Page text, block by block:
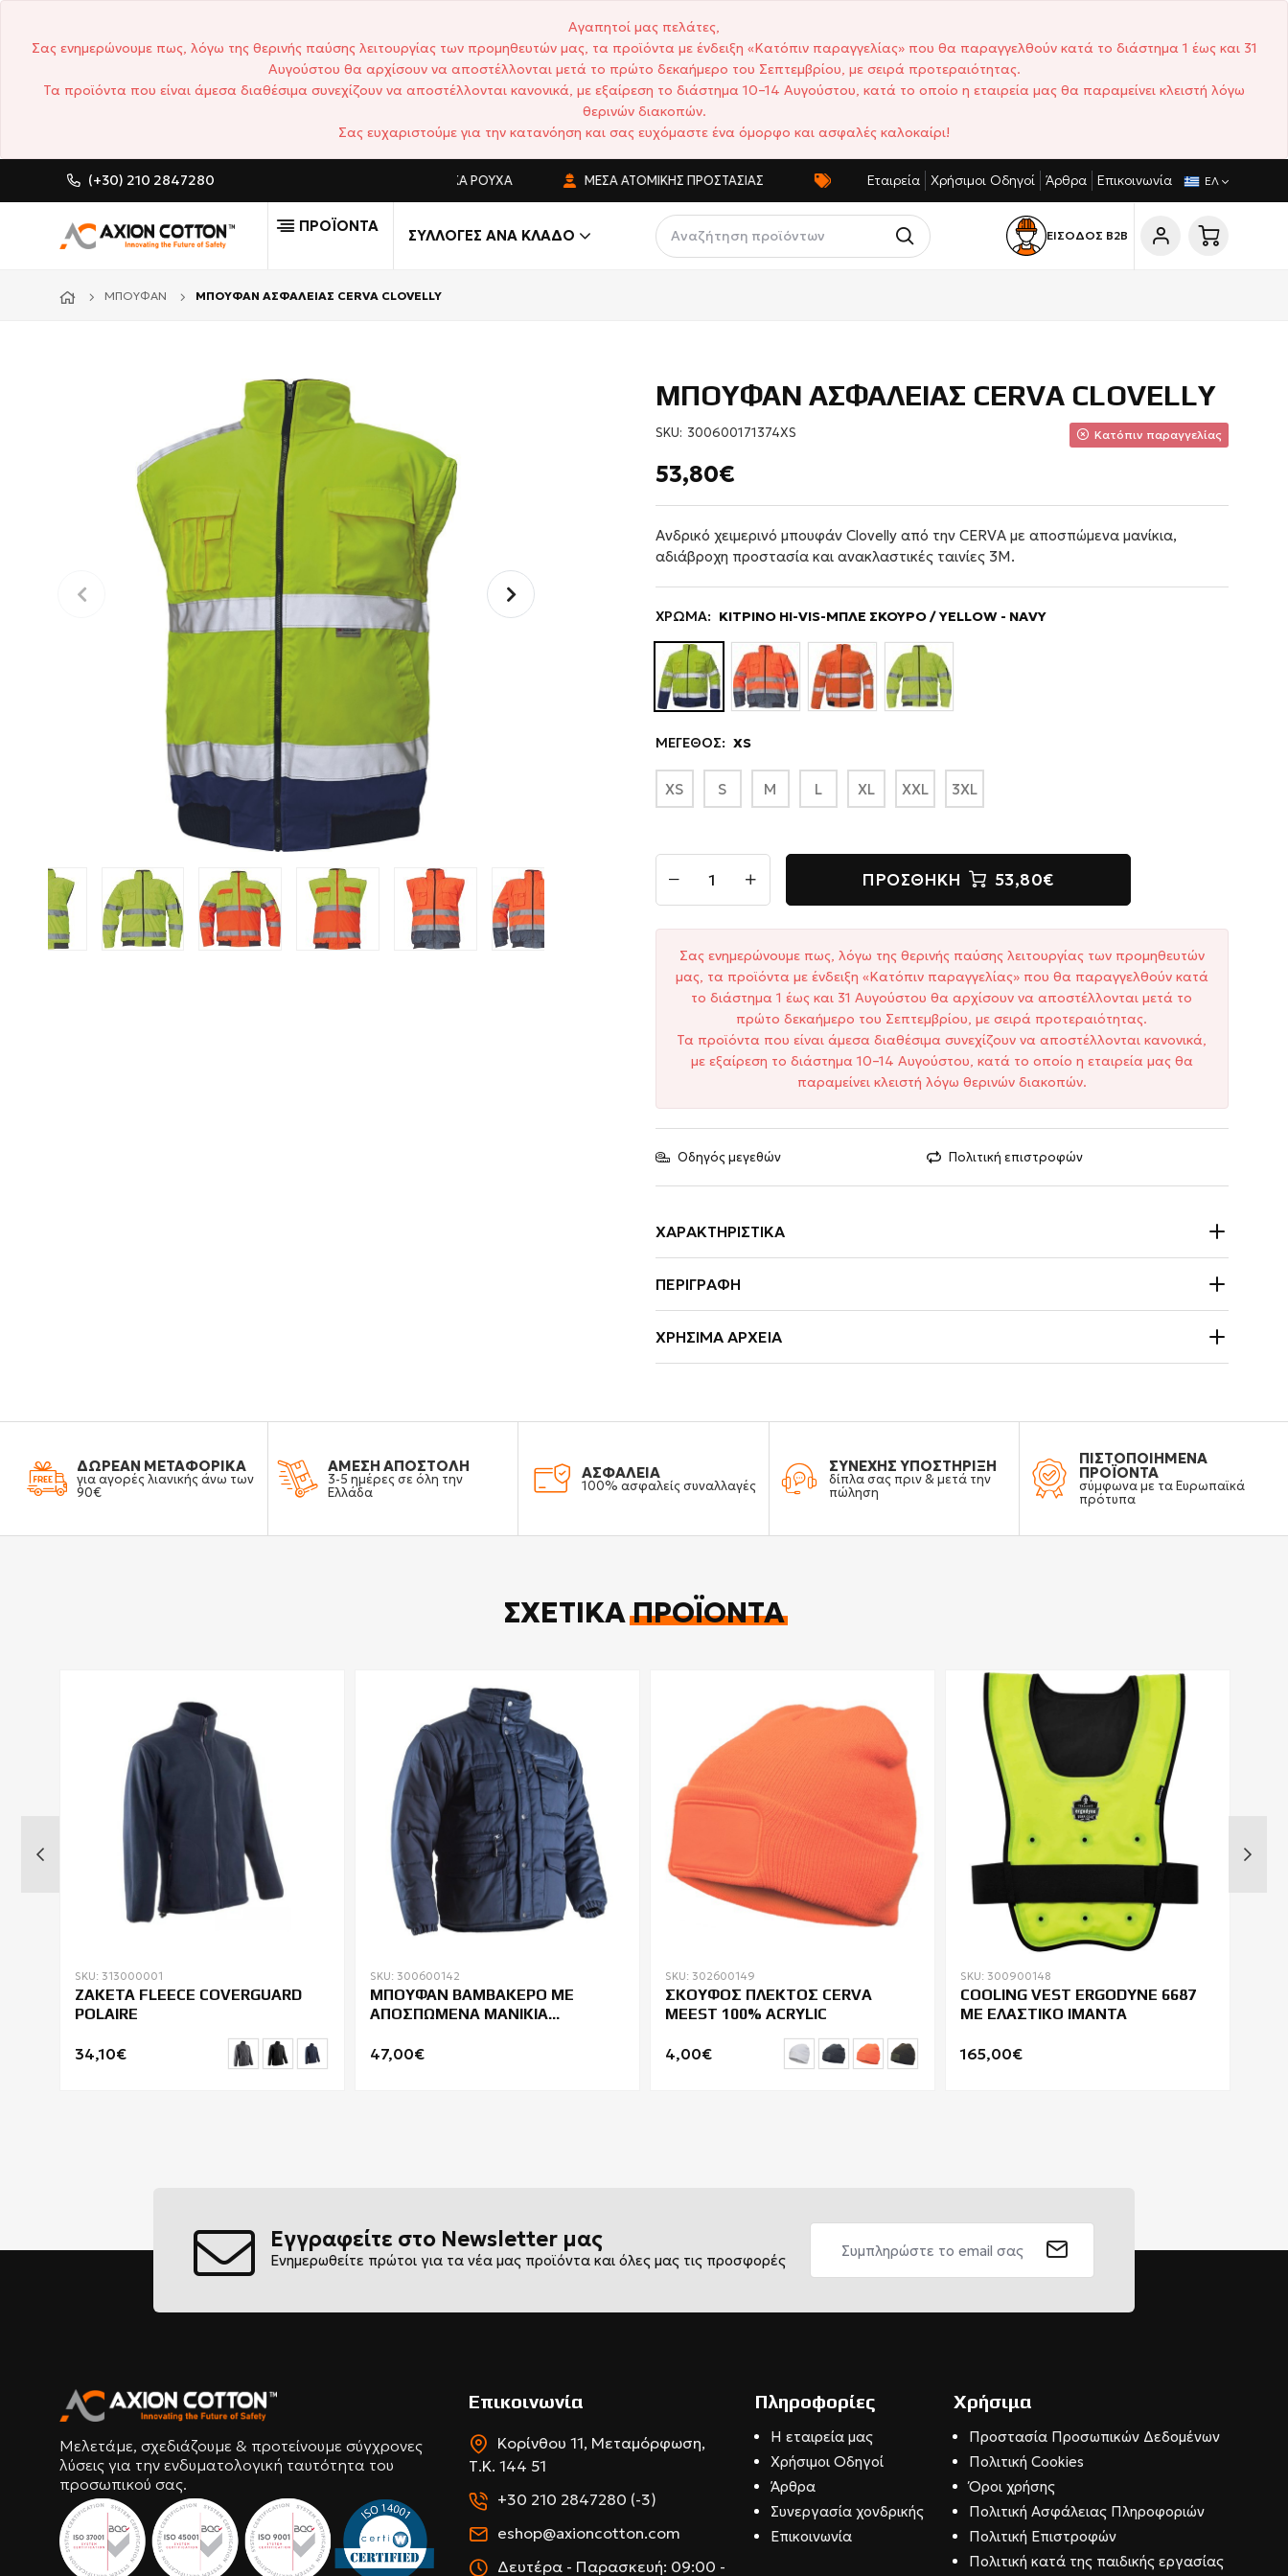
Αγαπητοί μας πελάτες,
Σας ενημερώνουμε πως, λόγω της θερινής παύσης λειτουργίας των προμηθευτών μας, τα προϊόντα με ένδειξη «Κατόπιν παραγγελίας» που θα παραγγελθούν κατά το διάστημα 1 έως και 31
Αυγούστου θα αρχίσουν να αποστέλλονται μετά το πρώτο δεκαήμερο του Σεπτεμβρίου, με σειρά προτεραιότητας.
Τα προϊόντα που είναι άμεσα διαθέσιμα συνεχίζουν να αποστέλλονται κανονικά, με εξαίρεση το διάστημα 10–14 Αυγούστου, κατά το οποίο η εταιρεία μας θα παραμείνει κλειστή λόγω
θερινών διακοπών.
Σας ευχαριστούμε για την κατανόηση και σας ευχόμαστε ένα όμορφο και ασφαλές καλοκαίρι!
(+30) 210 2847280 CUSTOM MADE ΕΠΑΓΓΕΛΜΑΤΙΚΆ ΡΟΎΧΑ ΜΈΣΑ ΑΤΟΜΙΚΉΣ ΠΡΟΣΤΑΣΊΑΣ ΑΝΤΑΓΩΝΙΣΤΙΚΈΣ ΤΙΜΈΣ ΣΎΝΤΟΜΟΙ ΧΡΌΝΟΙ ΠΑΡΆΔΟΣΗΣ
Εταιρεία Χρήσιμοι Οδηγοί Άρθρα Επικοινωνία ΕΛ
ΠΡΟΪΟΝΤΑ
ΣΥΛΛΟΓΈΣ ΑΝΆ ΚΛΆΔΟ ΕΙΣΟΔΟΣ Β2Β
ΜΠΟΥΦΆΝ ΜΠΟΥΦΑΝ ΑΣΦΑΛΕΙΑΣ CERVA CLOVELLY
ΜΠΟΥΦΑΝ ΑΣΦΑΛΕΙΑΣ CERVA CLOVELLY
SKU: 300600171374XS Κατόπιν παραγγελίας
53,80€
Ανδρικό χειμερινό μπουφάν Clovelly από την CERVA με αποσπώμενα μανίκια,
αδιάβροχη προστασία και ανακλαστικές ταινίες 3M.
ΧΡΩΜΑ: ΚΙΤΡΙΝΟ HI-VIS-ΜΠΛΕ ΣΚΟΥΡΟ / YELLOW - NAVY
ΜΕΓΕΘΟΣ: XS
XS S M L XL XXL 3XL
ΠΡΟΣΘΉΚΗ 53,80€
Σας ενημερώνουμε πως, λόγω της θερινής παύσης λειτουργίας των προμηθευτών
μας, τα προϊόντα με ένδειξη «Κατόπιν παραγγελίας» που θα παραγγελθούν κατά
το διάστημα 1 έως και 31 Αυγούστου θα αρχίσουν να αποστέλλονται μετά το
πρώτο δεκαήμερο του Σεπτεμβρίου, με σειρά προτεραιότητας.
Τα προϊόντα που είναι άμεσα διαθέσιμα συνεχίζουν να αποστέλλονται κανονικά,
με εξαίρεση το διάστημα 10–14 Αυγούστου, κατά το οποίο η εταιρεία μας θα
παραμείνει κλειστή λόγω θερινών διακοπών.
Οδηγός μεγεθών Πολιτική επιστροφών
ΧΑΡΑΚΤΗΡΙΣΤΙΚΆ
ΠΕΡΙΓΡΑΦΉ
ΧΡΉΣΙΜΑ ΑΡΧΕΊΑ
ΔΩΡΕΑΝ ΜΕΤΑΦΟΡΙΚΑ
για αγορές λιανικής άνω των
90€
ΑΜΕΣΗ ΑΠΟΣΤΟΛΗ
3-5 ημέρες σε όλη την
Ελλάδα
ΑΣΦΑΛΕΙΑ
100% ασφαλείς συναλλαγές
ΣΥΝΕΧΗΣ ΥΠΟΣΤΗΡΙΞΗ
δίπλα σας πριν & μετά την
πώληση
ΠΙΣΤΟΠΟΙΗΜΕΝΑ
ΠΡΟΪΟΝΤΑ
σύμφωνα με τα Ευρωπαϊκά
πρότυπα
ΣΧΕΤΙΚΆΠΡΟΪΌΝΤΑ
SKU: 313000001
ΖΑΚΕΤΑ FLEECE COVERGUARD
POLAIRE
34,10€
SKU: 300600142
ΜΠΟΥΦΑΝ ΒΑΜΒΑΚΕΡΟ ΜΕ
ΑΠΟΣΠΩΜΕΝΑ ΜΑΝΙΚΙΑ
47,00€
SKU: 302600149
ΣΚΟΥΦΟΣ ΠΛΕΚΤΟΣ CERVA
MEEST 100% ACRYLIC
4,00€
SKU: 300900148
COOLING VEST ERGODYNE 6687
ΜΕ ΕΛΑΣΤΙΚΟ ΙΜΑΝΤΑ
165,00€
Εγγραφείτε στο Newsletter μας
Ενημερωθείτε πρώτοι για τα νέα μας προϊόντα και όλες μας τις προσφορές
Μελετάμε, σχεδιάζουμε & προτείνουμε σύγχρονες
λύσεις για την ενδυματολογική ταυτότητα του
προσωπικού σας.
Επικοινωνία
Κορίνθου 11, Μεταμόρφωση,
Τ.Κ. 144 51
+30 210 2847280 (-3)
eshop@axioncotton.com
Δευτέρα - Παρασκευή: 09:00 -
Πληροφορίες
Η εταιρεία μας
Χρήσιμοι Οδηγοί
Άρθρα
Συνεργασία χονδρικής
Επικοινωνία
Χρήσιμα
Προστασία Προσωπικών Δεδομένων
Πολιτική Cookies
Όροι χρήσης
Πολιτική Ασφάλειας Πληροφοριών
Πολιτική Επιστροφών
Πολιτική κατά της παιδικής εργασίας